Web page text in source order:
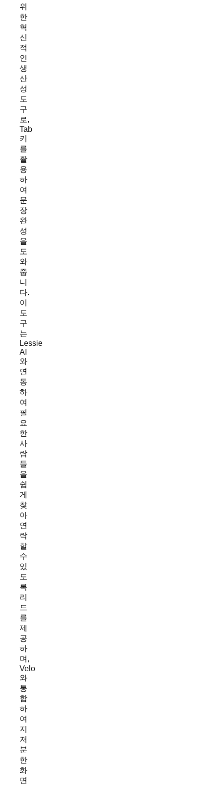
위
한
혁
신
적
인
생
산
성
도
구
로,
Tab
키
를
활
용
하
여
문
장
완
성
을
도
와
줍
니
다.
이
도
구
는
Lessie
AI
와
연
동
하
여
필
요
한
사
람
들
을
쉽
게
찾
아
연
락
할
수
있
도
록
리
드
를
제
공
하
며,
Velo
와
통
합
하
여
지
저
분
한
화
면